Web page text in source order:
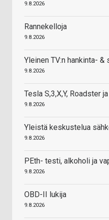
9.8.2026
Rannekelloja
9.8.2026
Yleinen TV:n hankinta- &
9.8.2026
Tesla S,3,X,Y, Roadster
9.8.2026
Yleistä keskustelua
9.8.2026
PEth- testi, alkoholi ja
9.8.2026
OBD-II lukija
9.8.2026